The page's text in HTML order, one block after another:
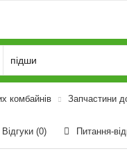
комбайнів Запчастини
Відгуки (0) Питання-